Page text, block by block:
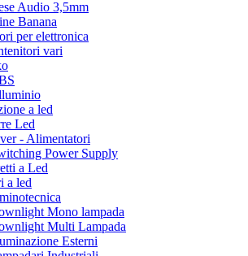
Audio 3,5mm
Banana
per elettronica
vari
a led
Led
- Alimentatori
Power Supply
a Led
a led
Mono lampada
Multi Lampada
Esterni